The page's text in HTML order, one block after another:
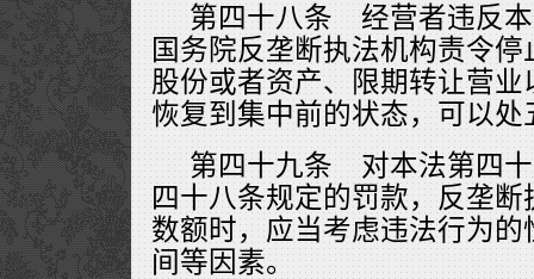
第四十八条 经营者违反
国务院反垄断执法机构责令
股份或者资产、限期转让营
恢复到集中前的状态，可以
第四十九条 对本法第四
四十八条规定的罚款，反垄
数额时，应当考虑违法行为
间等因素。